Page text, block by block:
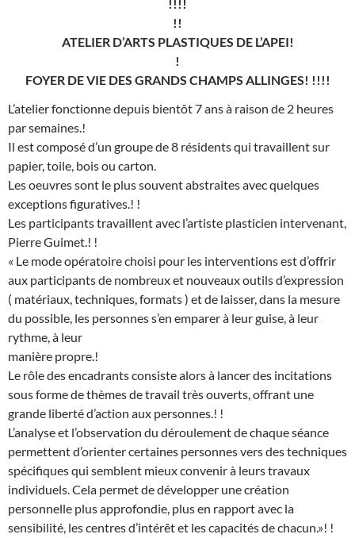
!!!!
!!
ATELIER D’ARTS PLASTIQUES DE L’APEI!
!
FOYER DE VIE DES GRANDS CHAMPS ALLINGES! !!!!
L’atelier fonctionne depuis bientôt 7 ans à raison de 2 heures
par semaines.!
Il est composé d’un groupe de 8 résidents qui travaillent sur
papier, toile, bois ou carton.
Les oeuvres sont le plus souvent abstraites avec quelques
exceptions figuratives.! !
Les participants travaillent avec l’artiste plasticien intervenant,
Pierre Guimet.! !
« Le mode opératoire choisi pour les interventions est d’offrir
aux participants de nombreux et nouveaux outils d’expression
( matériaux, techniques, formats ) et de laisser, dans la mesure
du possible, les personnes s’en emparer à leur guise, à leur
rythme, à leur
manière propre.!
Le rôle des encadrants consiste alors à lancer des incitations
sous forme de thèmes de travail très ouverts, offrant une
grande liberté d’action aux personnes.! !
L’analyse et l’observation du déroulement de chaque séance
permettent d’orienter certaines personnes vers des techniques
spécifiques qui semblent mieux convenir à leurs travaux
individuels. Cela permet de développer une création
personnelle plus approfondie, plus en rapport avec la
sensibilité, les centres d’intérêt et les capacités de chacun.»! !